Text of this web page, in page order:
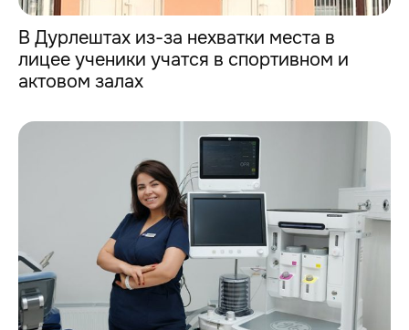
В Дурлештах из-за нехватки места в
лицее ученики учатся в спортивном и
актовом залах